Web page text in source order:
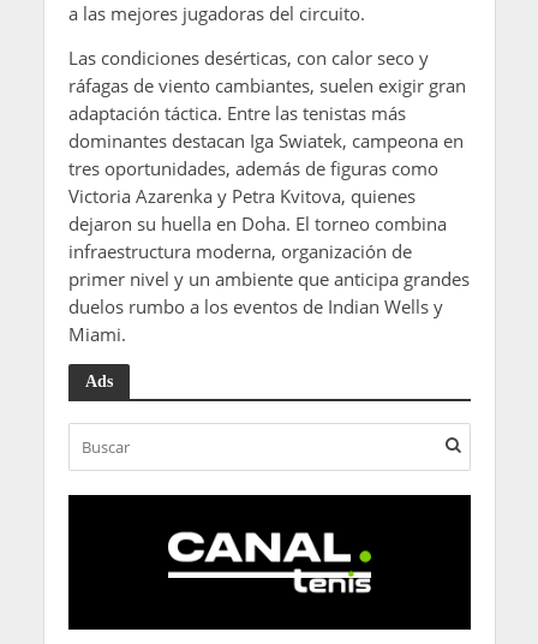
a las mejores jugadoras del circuito.
Las condiciones desérticas, con calor seco y
ráfagas de viento cambiantes, suelen exigir gran
adaptación táctica. Entre las tenistas más
dominantes destacan Iga Swiatek, campeona en
tres oportunidades, además de figuras como
Victoria Azarenka y Petra Kvitova, quienes
dejaron su huella en Doha. El torneo combina
infraestructura moderna, organización de
primer nivel y un ambiente que anticipa grandes
duelos rumbo a los eventos de Indian Wells y
Miami.
Ads